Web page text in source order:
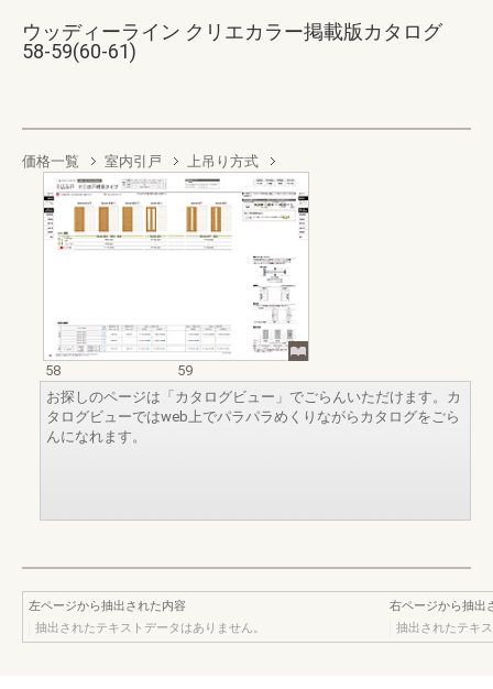
ウッディーライン クリエカラー掲載版カタログ
58-59(60-61)
価格一覧 室内引戸 上吊り方式
58
59
お探しのページは「カタログビュー」でごらんいただけます。カ
タログビューではweb上でパラパラめくりながらカタログをごら
んになれます。
左ページから抽出された内容
抽出されたテキストデータはありません。
右ページから抽出
抽出されたテキ